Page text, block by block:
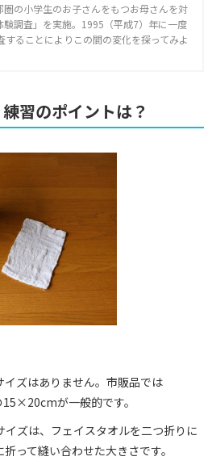
の小学生のお子さんをもつお母さんを対
調査」を実施。1995（平成7）年に一度
ることによりこの間の変化を探ってみよ
習のポイントは？
ズはありません。市販品では
が一般的です。
イズは、フェイスタオルを二つ折りに
って縫い合わせた大きさです。